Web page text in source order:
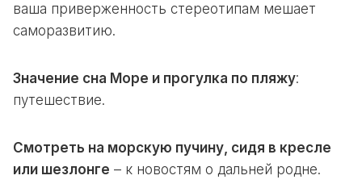
ваша приверженность стереотипам мешает
саморазвитию.
Значение сна Море и прогулка по пляжу:
путешествие.
Смотреть на морскую пучину, сидя в кресле
или шезлонге – к новостям о дальней родне.